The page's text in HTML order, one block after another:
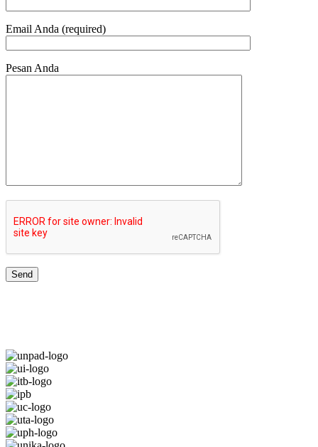
Email Anda (required)
Pesan Anda